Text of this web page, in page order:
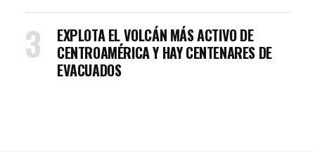
EXPLOTA EL VOLCÁN MÁS ACTIVO DE
CENTROAMÉRICA Y HAY CENTENARES DE
EVACUADOS